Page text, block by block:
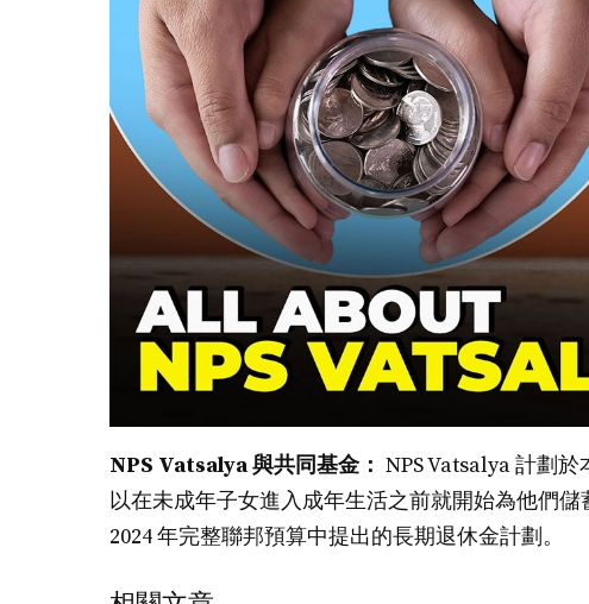
NPS Vatsalya 與共同基金： NPS Vatsalya 計劃
以在未成年子女進入成年生活之前就開始為他們儲
2024 年完整聯邦預算中提出的長期退休金計劃。